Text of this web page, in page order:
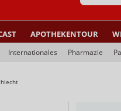
APOTHEKENTOUR
Internationales Pharmazie